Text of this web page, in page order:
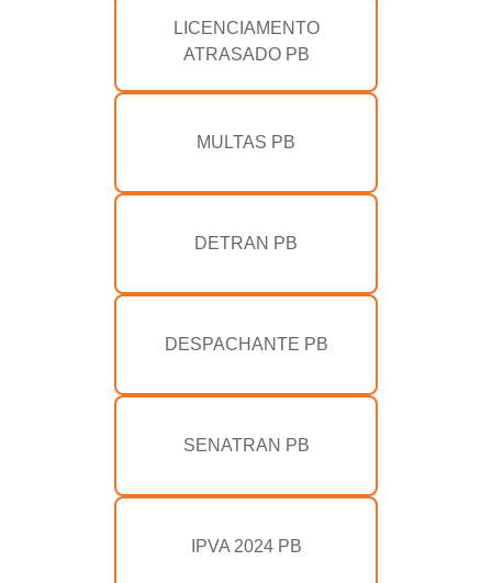
LICENCIAMENTO
ATRASADO PB
MULTAS PB
DETRAN PB
DESPACHANTE PB
SENATRAN PB
IPVA 2024 PB